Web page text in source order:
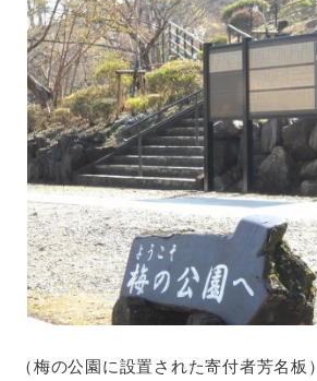
（梅の公園に設置された寄付者芳名板）